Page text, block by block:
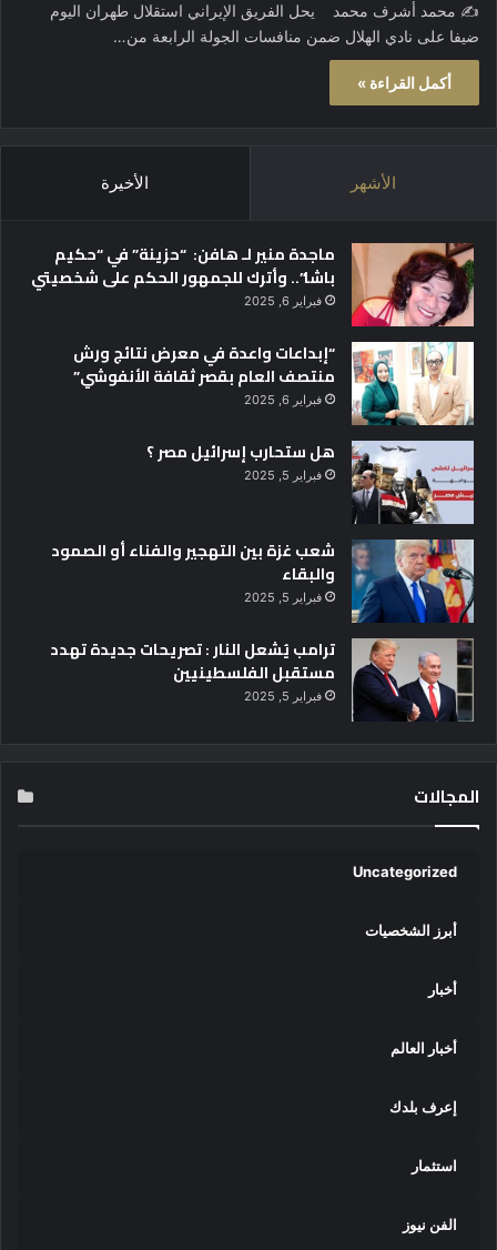
✍️ محمد أشرف محمد يحل الفريق الإيراني استقلال طهران اليوم
ضيفا على نادي الهلال ضمن منافسات الجولة الرابعة من…
أكمل القراءة »
الأشهر الأخيرة
ماجدة منير لـ هافن: “حزينة” في “حكيم
باشا”.. وأترك للجمهور الحكم على شخصيتي
فبراير 6, 2025
“إبداعات واعدة في معرض نتائج ورش
منتصف العام بقصر ثقافة الأنفوشي”
فبراير 6, 2025
هل ستحارب إسرائيل مصر ؟
فبراير 5, 2025
شعب غزة بين التهجير والفناء أو الصمود
والبقاء
فبراير 5, 2025
ترامب يُشعل النار : تصريحات جديدة تهدد
مستقبل الفلسطينيين
فبراير 5, 2025
المجالات
Uncategorized
أبرز الشخصيات
أخبار
أخبار العالم
إعرف بلدك
استثمار
الفن نيوز